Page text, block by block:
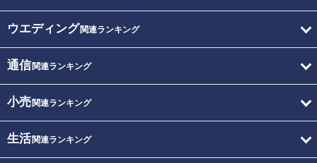
ウエディング関連ランキング
通信関連ランキング
小売関連ランキング
生活関連ランキング